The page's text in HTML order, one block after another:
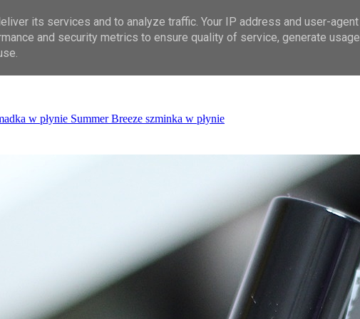
w płynie Summer Breeze szminka w płynie
its services and to analyze traffic. Your IP address and user-agent
and security metrics to ensure quality of service, generate usage